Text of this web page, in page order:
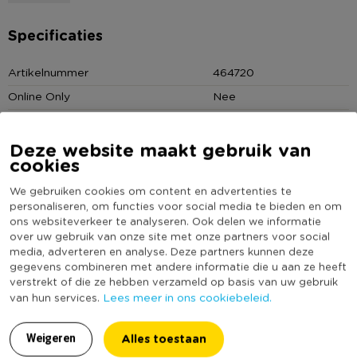
Deze website maakt gebruik van
cookies
We gebruiken cookies om content en advertenties te
personaliseren, om functies voor social media te bieden en om
ons websiteverkeer te analyseren. Ook delen we informatie
over uw gebruik van onze site met onze partners voor social
media, adverteren en analyse. Deze partners kunnen deze
gegevens combineren met andere informatie die u aan ze heeft
verstrekt of die ze hebben verzameld op basis van uw gebruik
van hun services. Lees meer in ons cookiebeleid.
Weigeren Alles toestaan
* Kerstboompje van hout
Specificaties
Artikelnummer
464720
Online Only
Nee
Producthoogte (cm)
Kleur
Minimale bestelhoeveelheid
3
Duurzaamheidsscore
(Nog) geen score
bekend
review!